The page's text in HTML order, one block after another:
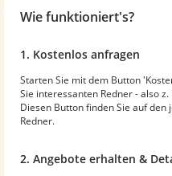
Wie funktioniert's?
1. Kostenlos anfragen
Starten Sie mit dem Button
Sie interessanten Redner - also
Diesen Button finden Sie auf
Redner.
2. Angebote erhalten &